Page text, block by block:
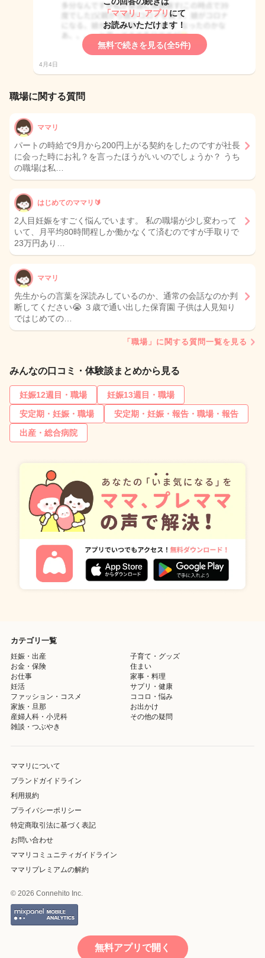
「ママリ」アプリ にて
お読みいただけます！
無料で続きを見る(全5件)
4月4日
職場に関する質問
ママリ
パートの時給で9月から200円上がる契約をしたのですが社長
に会った時にお礼？を言ったほうがいいのでしょうか？ うち
の職場は私…
はじめてのママリ🔰
2人目妊娠をすごく悩んでいます。 私の職場が少し変わって
いて、月平均80時間程しか働かなくて済むのですが手取りで
23万円あり…
ママリ
先生からの言葉を深読みしているのか、通常の会話なのか判
断してください😭 ３歳で通い出した保育園 子供は人見知り
ではじめての…
「職場」に関する質問一覧を見る
みんなの口コミ・体験談まとめから見る
妊娠12週目・職場
妊娠13週目・職場
安定期・妊娠・職場
安定期・妊娠・報告・職場・報告
出産・総合病院
カテゴリ一覧
妊娠・出産
子育て・グッズ
お金・保険
住まい
お仕事
家事・料理
妊活
サプリ・健康
ファッション・コスメ
ココロ・悩み
家族・旦那
お出かけ
産婦人科・小児科
その他の疑問
雑談・つぶやき
ママリについて
ブランドガイドライン
利用規約
プライバシーポリシー
特定商取引法に基づく表記
お問い合わせ
ママリコミュニティガイドライン
ママリプレミアムの解約
© 2026 Connehito Inc.
無料アプリで開く